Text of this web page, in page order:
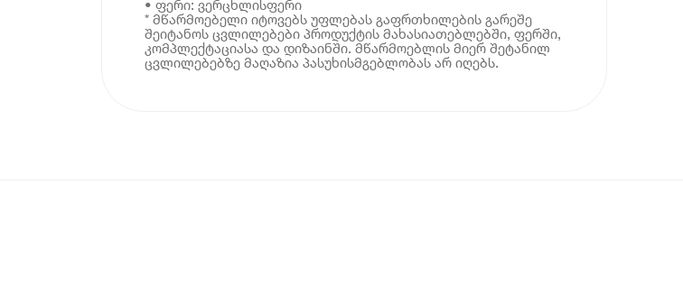
• ფერი: ვერცხლისფერი
* მწარმოებელი იტოვებს უფლებას გაფრთხილების გარეშე
შეიტანოს ცვლილებები პროდუქტის მახასიათებლებში, ფერში,
კომპლექტაციასა და დიზაინში. მწარმოებლის მიერ შეტანილ
ცვლილებებზე მაღაზია პასუხისმგებლობას არ იღებს.